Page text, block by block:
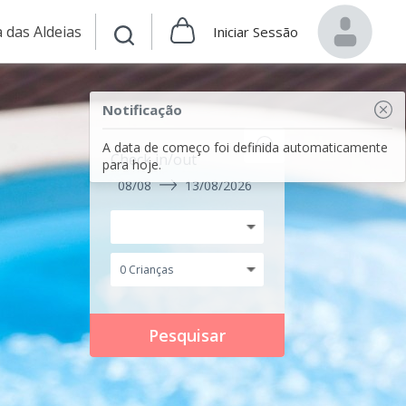
das Aldeias Iniciar Sessão
Notificação
A data de começo foi definida automaticamente
para hoje.
Check in/out
08/08 13/08/2026